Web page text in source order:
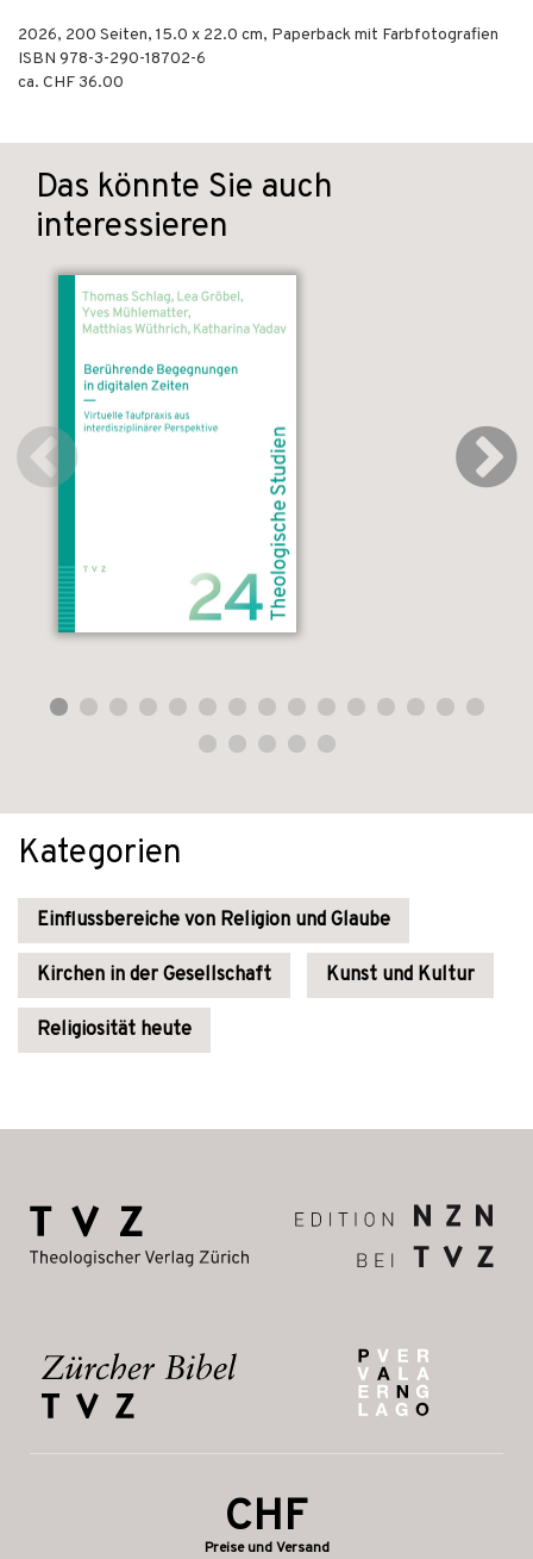
2026, 200 Seiten, 15.0 x 22.0 cm, Paperback mit Farbfotografien
ISBN 978-3-290-18702-6
ca. CHF 36.00
Das könnte Sie auch
interessieren
Kategorien
Einflussbereiche von Religion und Glaube
Kirchen in der Gesellschaft Kunst und Kultur
Religiosität heute
CHF
Preise und Versand